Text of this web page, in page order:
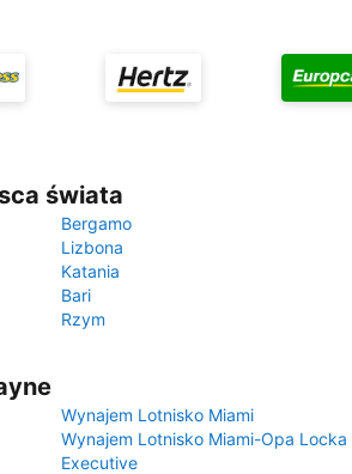
świata
Bergamo
Lizbona
Katania
Bari
Rzym
Wynajem Lotnisko Miami
Wynajem Lotnisko Miami-Opa Locka
Executive